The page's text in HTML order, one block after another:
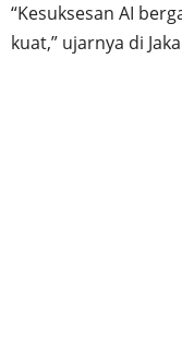
“Kesuksesan AI
kuat,” ujarnya di